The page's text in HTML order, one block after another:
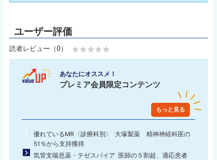
読者レビュー（0）
あなたにオススメ！
プレミア会員限定コンテンツ
もっと見る
優れているMR〈診療科別〉 大塚製薬 精神神経科医の
51％から支持獲得
気管支喘息薬・テゼスパイア 医師の５割超、適応患者